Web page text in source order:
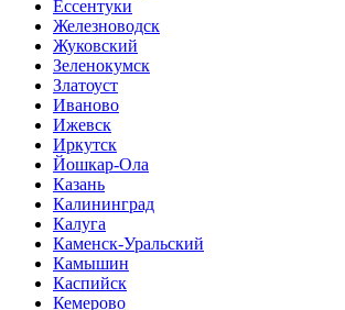
Ессентуки
Железноводск
Жуковский
Зеленокумск
Златоуст
Иваново
Ижевск
Иркутск
Йошкар-Ола
Казань
Калининград
Калуга
Каменск-Уральский
Камышин
Каспийск
Кемерово